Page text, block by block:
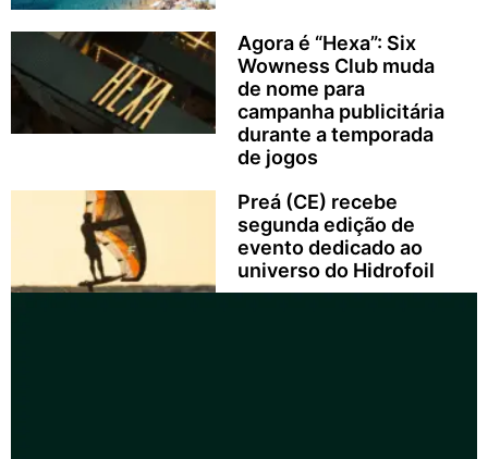
Agora é “Hexa”: Six
Wowness Club muda
de nome para
campanha publicitária
durante a temporada
de jogos
Preá (CE) recebe
segunda edição de
evento dedicado ao
universo do Hidrofoil